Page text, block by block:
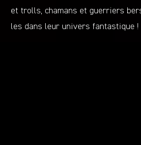
et trolls, chamans et guerriers
les dans leur univers fantastique !